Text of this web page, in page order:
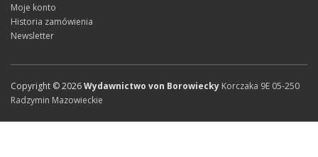
Moje konto
Historia zamówienia
Newsletter
Copyright ©2026Wydawnictwo von Borowiecky Korczaka 9E 05-250
Radzymin Mazowieckie